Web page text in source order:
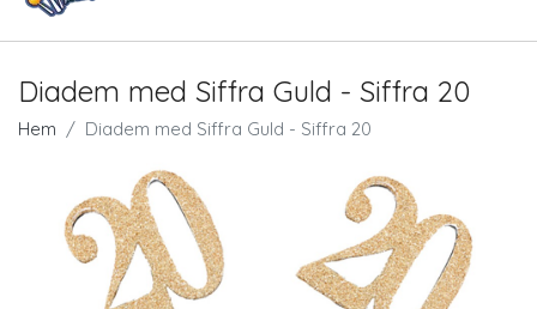
Diadem med Siffra Guld - Siffra 20
Hem Diadem med Siffra Guld - Siffra 20